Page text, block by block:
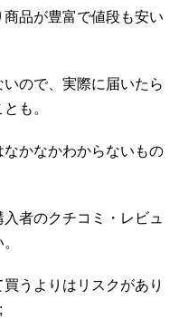
品が豊富で値段も安い
ので、実際に届いたら
も。
かなかわからないもの
者のクチコミ・レビュ
うよりはリスクがあり